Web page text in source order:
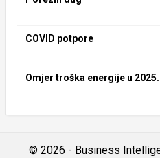
COVID potpore
Omjer troška energije u 2025.
© 2026 - Business